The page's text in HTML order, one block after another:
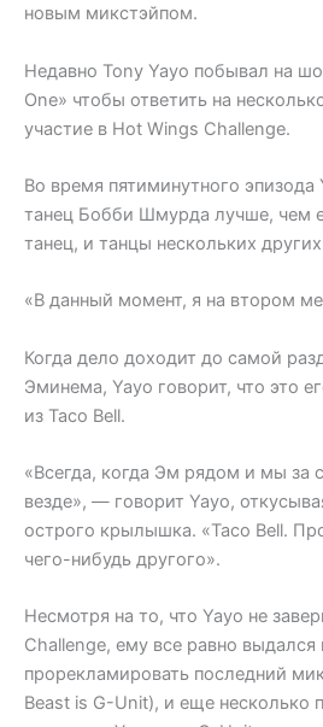
новым микстэйпом.
Недавно Tony Yayo побывал на
One» чтобы ответить на
участие в Hot Wings Challenge.
Во время пятиминутного эпизода
танец Бобби Шмурда лучше, чем
танец, и танцы нескольких
«В данный момент, я на втором
Когда дело доходит до самой
Эминема, Yayo говорит, что это
из Taco Bell.
«Всегда, когда Эм рядом и мы за
везде», — говорит Yayo,
острого крылышка. «Taco Bell.
чего-нибудь другого».
Несмотря на то, что Yayo не
Challenge, ему все равно выдался
прорекламировать последний
Beast is G-Unit), и еще